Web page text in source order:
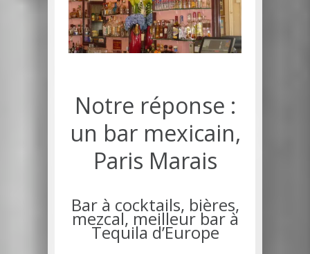
Notre réponse :
un bar mexicain,
Paris Marais
Bar à cocktails, bières,
mezcal, meilleur bar à
Tequila d’Europe